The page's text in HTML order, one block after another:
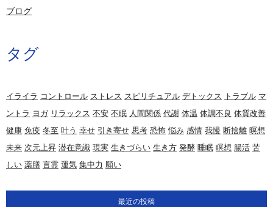
ブログ
タグ
イライラ コントロール ストレス スピリチュアル デトックス トラブル マ
ントラ ヨガ リラックス 不安 不眠 人間関係 代謝 体温 体調不良 体質改善
健康 免疫 冬至 叶う 幸せ 引き寄せ 思考 恐怖 悩み 感情 我慢 断捨離 暝想
未来 次元上昇 潜在意識 現実 生きづらい 生き方 発酵 睡眠 瞑想 腸活 苦
しい 薬膳 言霊 運気 集中力 願い
最近の投稿